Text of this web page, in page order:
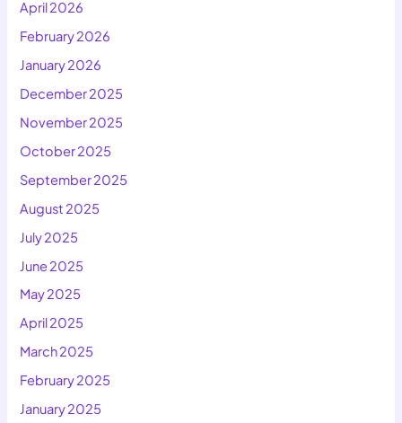
April 2026
February 2026
January 2026
December 2025
November 2025
October 2025
September 2025
August 2025
July 2025
June 2025
May 2025
April 2025
March 2025
February 2025
January 2025